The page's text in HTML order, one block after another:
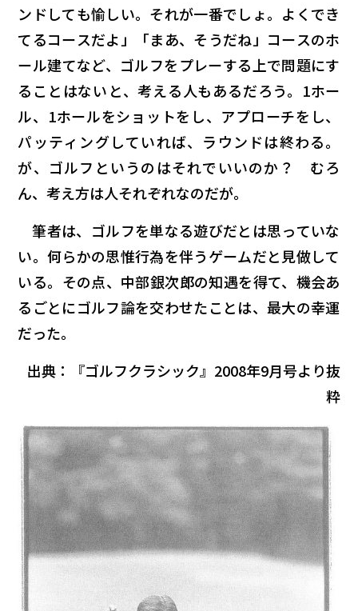
ンドしても愉しい。それが一番でしょ。よくでき
てるコースだよ」「まあ、そうだね」コースのホ
ール建てなど、ゴルフをプレーする上で問題にす
ることはない――と、考える人もあるだろう。1ホー
ル、1ホールをショットをし、アプローチをし、
パッティングしていれば、ラウンドは終わる。
が、ゴルフというのはそれでいいのか？ むろ
ん、考え方は人それぞれなのだが。
筆者は、ゴルフを単なる遊びだとは思っていな
い。何らかの思惟行為を伴うゲームだと見做して
いる。その点、中部銀次郎の知遇を得て、機会あ
るごとにゴルフ論を交わせたことは、最大の幸運
だった。
出典：『ゴルフクラシック』2008年9月号より抜
粋